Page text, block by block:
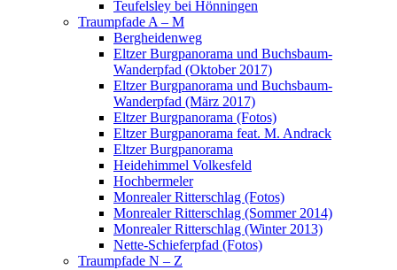
Teufelsley bei Hönningen
Traumpfade A – M
Bergheidenweg
Eltzer Burgpanorama und Buchsbaum-
Wanderpfad (Oktober 2017)
Eltzer Burgpanorama und Buchsbaum-
Wanderpfad (März 2017)
Eltzer Burgpanorama (Fotos)
Eltzer Burgpanorama feat. M. Andrack
Eltzer Burgpanorama
Heidehimmel Volkesfeld
Hochbermeler
Monrealer Ritterschlag (Fotos)
Monrealer Ritterschlag (Sommer 2014)
Monrealer Ritterschlag (Winter 2013)
Nette-Schieferpfad (Fotos)
Traumpfade N – Z